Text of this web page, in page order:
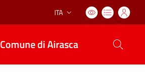
Lingua attiva:
ITA
Comune di Airasca